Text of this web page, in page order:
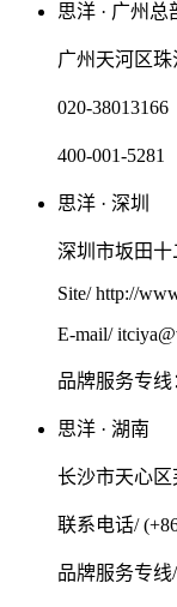
思洋 · 广州总
广州天河区
020-38013166
400-001-5281
思洋 · 深圳
深圳市坂田十
Site/ http://
E-mail/
品牌服务专线
思洋 · 湖南
长沙市天心区
联系电话/
品牌服务专线